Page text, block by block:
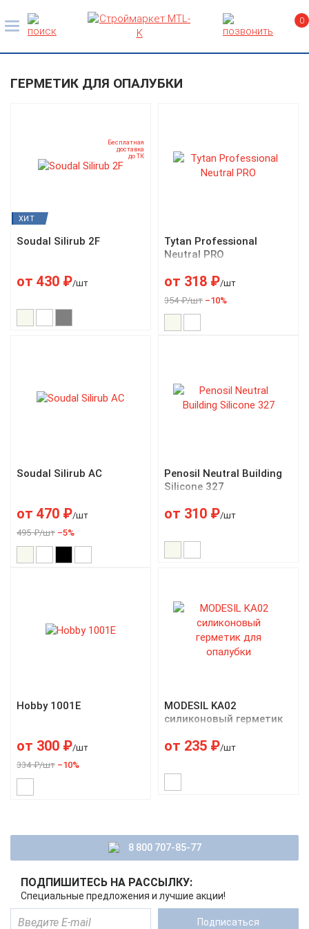
0
ГЕРМЕТИК ДЛЯ ОПАЛУБКИ
ХИТ
Бесплатная
доставка
до ТК
Soudal Silirub 2F
от 430 ₽/шт
Tytan Professional
Neutral PRO
от 318 ₽/шт
354 ₽/шт –10%
Soudal Silirub AC
от 470 ₽/шт
495 ₽/шт –5%
Penosil Neutral Building
Silicone 327
от 310 ₽/шт
Hobby 1001E
от 300 ₽/шт
334 ₽/шт –10%
MODESIL KA02
силиконовый герметик
от 235 ₽/шт
8 800 707-85-77
ПОДПИШИТЕСЬ НА РАССЫЛКУ:
Специальные предложения и лучшие акции!
Подписаться